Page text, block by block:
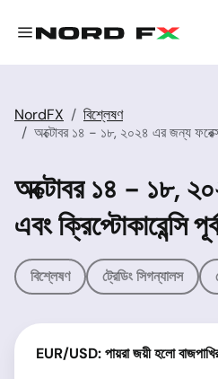
NordFX
বিশ্লেষণ
অক্টোবর ১৪ - ১৮, ২০২৪ এর জন্য ফরেক্স
অক্টোবর ১৪ - ১৮,
এবং ক্রিপ্টোকারেন্সি
বিশ্লেষণ ট্রেডিং সিগন্যালস
EUR/USD: পায়রা জয়ী হলো